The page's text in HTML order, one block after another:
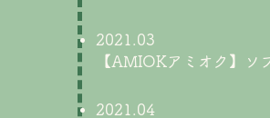
2021.03
【AMIOKアミオク】
2021.04